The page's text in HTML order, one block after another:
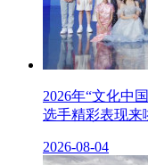
2026年“文化中
选手精彩表现来
2026-08-04